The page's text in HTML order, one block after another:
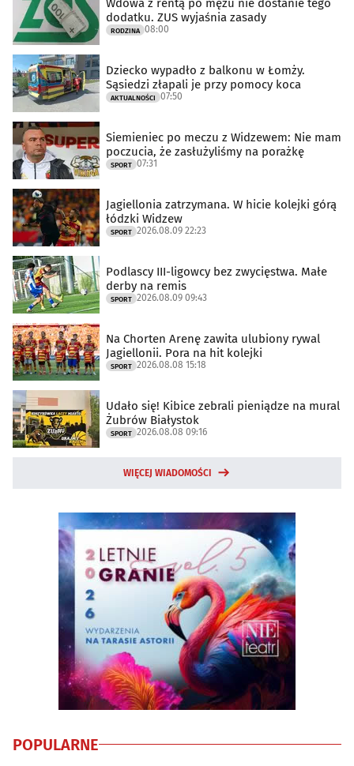
Wdowa z rentą po mężu nie dostanie tego
dodatku. ZUS wyjaśnia zasady
RODZINA 08:00
Dziecko wypadło z balkonu w Łomży.
Sąsiedzi złapali je przy pomocy koca
AKTUALNOŚCI 07:50
Siemieniec po meczu z Widzewem: Nie mam
poczucia, że zasłużyliśmy na porażkę
SPORT 07:31
Jagiellonia zatrzymana. W hicie kolejki górą
łódzki Widzew
SPORT 2026.08.09 22:23
Podlascy III-ligowcy bez zwycięstwa. Małe
derby na remis
SPORT 2026.08.09 09:43
Na Chorten Arenę zawita ulubiony rywal
Jagiellonii. Pora na hit kolejki
SPORT 2026.08.08 15:18
Udało się! Kibice zebrali pieniądze na mural
Żubrów Białystok
SPORT 2026.08.08 09:16
WIĘCEJ WIADOMOŚCI
POPULARNE